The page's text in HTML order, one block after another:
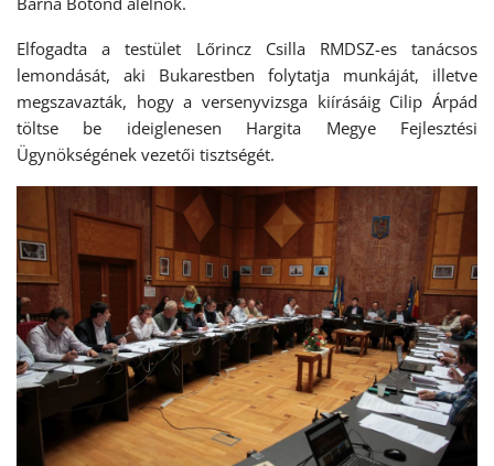
Elfogadta a testület Lőrincz Csilla RMDSZ-es tanácsos
lemondását, aki Bukarestben folytatja munkáját, illetve
megszavazták, hogy a versenyvizsga kiírásáig Cilip Árpád
töltse be ideiglenesen Hargita Megye Fejlesztési
Ügynökségének vezetői tisztségét.